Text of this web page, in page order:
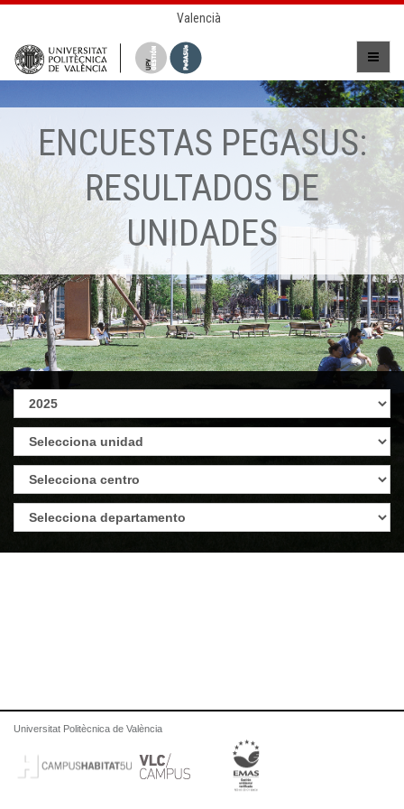
Valencià
ENCUESTAS PEGASUS:
RESULTADOS DE
UNIDADES
Universitat Politècnica de València